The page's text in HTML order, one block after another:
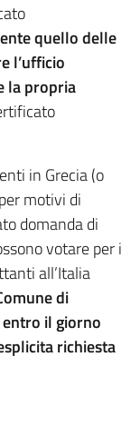
quello delle
l’ufficio
la propria
in Grecia (o
motivi di
domanda di
votare per i
all’Italia
di
entro il giorno
richiesta